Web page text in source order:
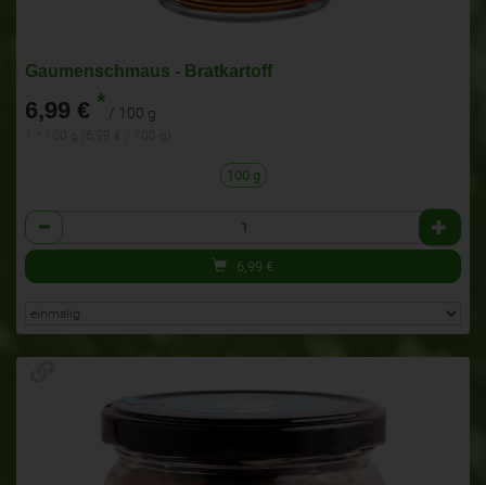
Gaumenschmaus - Bratkartoff
6,99 € * / 100 g
100 g
Anzahl
6,99 €